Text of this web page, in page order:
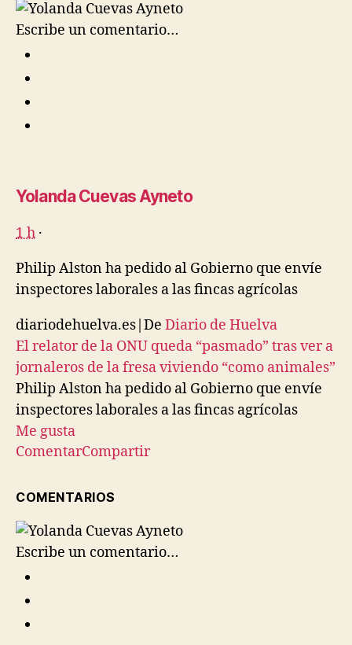
Escribe un comentario…
Yolanda Cuevas Ayneto
1 h ·
Philip Alston ha pedido al Gobierno que envíe
inspectores laborales a las fincas agrícolas
diariodehuelva.es De Diario de Huelva
El relator de la ONU queda “pasmado” tras ver a
jornaleros de la fresa viviendo “como animales”
Philip Alston ha pedido al Gobierno que envíe
inspectores laborales a las fincas agrícolas
Me gusta
ComentarCompartir
COMENTARIOS
Escribe un comentario…